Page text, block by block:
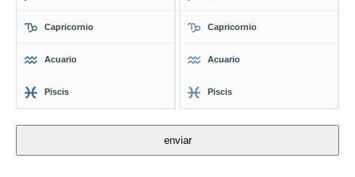
Capricornio
Acuario
Piscis
Capricornio
Acuario
Piscis